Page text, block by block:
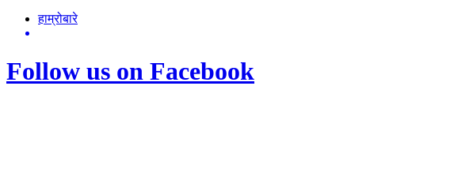
हाम्रोबारे
Follow us on Facebook